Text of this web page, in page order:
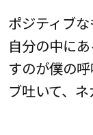
ポジティブな
自分の中に
すのが僕の
ブ吐いて、